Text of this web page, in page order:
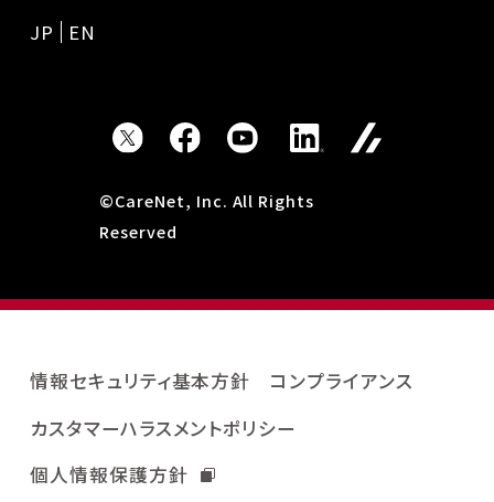
JP EN
©CareNet, Inc. All Rights
Reserved
情報セキュリティ基本方針
コンプライアンス
カスタマーハラスメントポリシー
個人情報保護方針